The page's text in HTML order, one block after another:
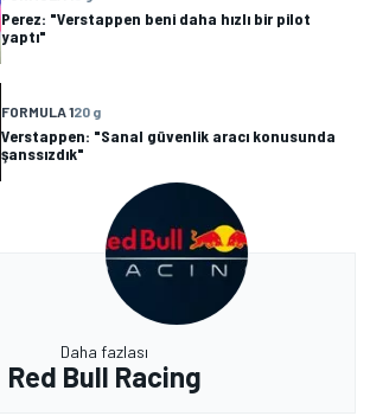
Perez: "Verstappen beni daha hızlı bir pilot
yaptı"
FORMULA 120 g
Verstappen: "Sanal güvenlik aracı konusunda
şanssızdık"
Daha fazlası
Red Bull Racing